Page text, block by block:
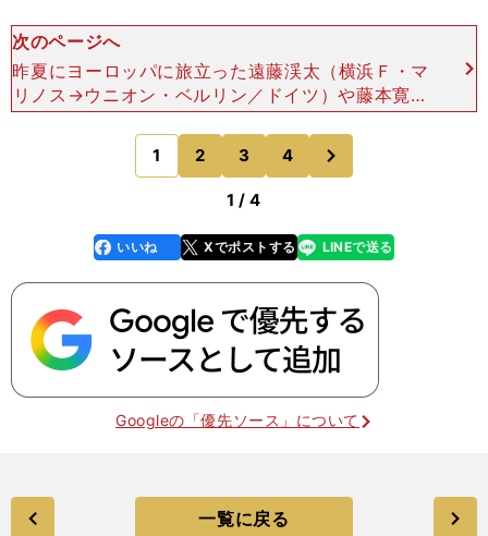
次のページへ
昨夏にヨーロッパに旅立った遠藤渓太（横浜Ｆ・マ
リノス→ウニオン・ベルリン／ドイツ）や藤本寛也
（東京ヴェルディ→ジル・ヴィセンテ／ポルトガ
ル）らも、この類に入る。獲得側からすれば"育て
て売る"ことを前提
1 2 3 4
のページへ
1 / 4
faceboo
k
いいね Xでポストする
line LINEで送る
Googleの「優先ソース」について
一覧に戻る